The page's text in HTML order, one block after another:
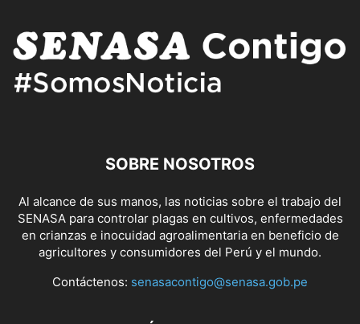
SOBRE NOSOTROS
Al alcance de sus manos, las noticias sobre el trabajo del
SENASA para controlar plagas en cultivos, enfermedades
en crianzas e inocuidad agroalimentaria en beneficio de
agricultores y consumidores del Perú y el mundo.
Contáctenos: senasacontigo@senasa.gob.pe